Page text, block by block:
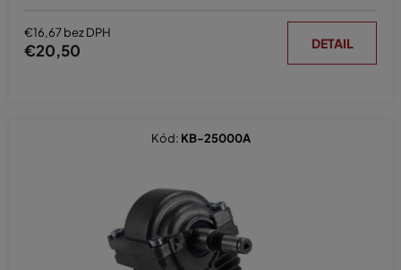
€16,67 bez DPH
€20,50 DETAIL
Kód: KB-25000A